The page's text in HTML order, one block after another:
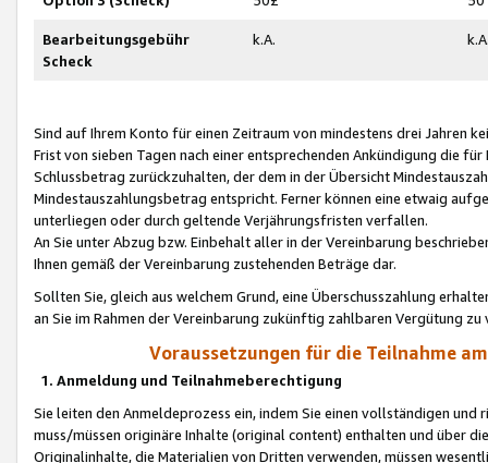
Bearbeitungsgebühr
Scheck
k.A.
Sind auf Ihrem Konto für einen Zeitraum von mindestens drei Jahren
Frist von sieben Tagen nach einer entsprechenden Ankündigung die
Schlussbetrag zurückzuhalten, der dem in der Übersicht
Mindestauszahlungsbetrag entspricht. Ferner können eine etwaig
unterliegen oder durch geltende Verjährungsfristen verfallen.
An Sie unter Abzug bzw. Einbehalt aller in der Vereinbarung
Ihnen gemäß der Vereinbarung zustehenden Beträge dar.
Sollten Sie, gleich aus welchem Grund, eine Überschusszahlung
an Sie im Rahmen der Vereinbarung zukünftig zahlbaren Vergütung zu
Voraussetzungen für die Teilnahme
1. Anmeldung und Teilnahmeberechtigung
Sie leiten den Anmeldeprozess ein, indem Sie einen vollständigen
muss/müssen originäre Inhalte (original content) enthalten und über
Originalinhalte, die Materialien von Dritten verwenden, müssen